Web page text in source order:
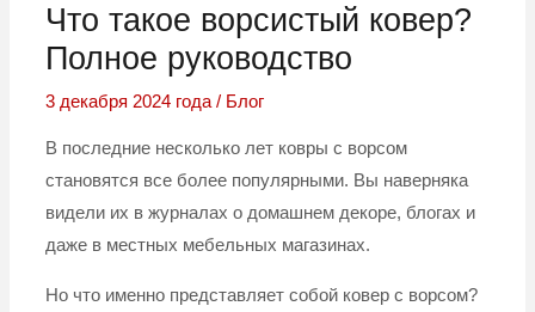
Что такое ворсистый ковер?
Полное руководство
3 декабря 2024 года/ Блог
В последние несколько лет ковры с ворсом
становятся все более популярными. Вы наверняка
видели их в журналах о домашнем декоре, блогах и
даже в местных мебельных магазинах.
Но что именно представляет собой ковер с ворсом?